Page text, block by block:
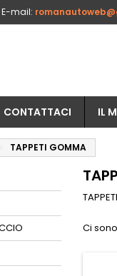
E-mail:
CONTATTACI IL
TAPPETI GOMMA
Ci